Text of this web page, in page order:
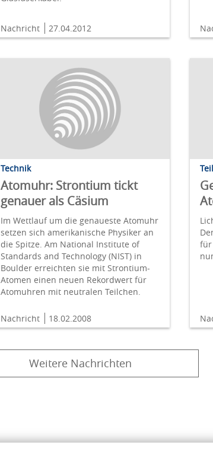
Nachricht 27.04.2012
Technik
Atomuhr: Strontium tickt
genauer als Cäsium
Im Wettlauf um die genaueste Atomuhr
setzen sich amerikanische Physiker an
die Spitze. Am National Institute of
Standards and Technology (NIST) in
Boulder erreichten sie mit Strontium-
Atomen einen neuen Rekordwert für
Atomuhren mit neutralen Teilchen.
Nachricht 18.02.2008
für
Weitere Nachrichten